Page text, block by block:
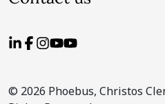
© 2026 Phoebus, Christos